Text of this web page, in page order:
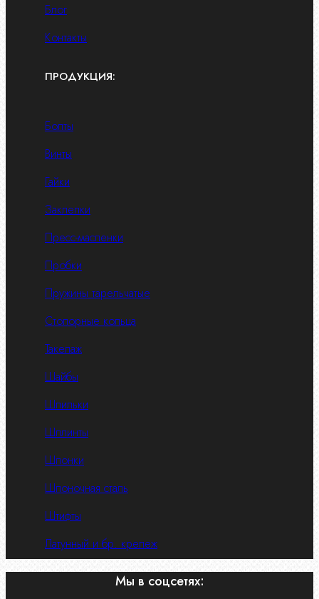
Блог
Контакты
ПРОДУКЦИЯ:
Болты
Винты
Гайки
Заклепки
Пресс-масленки
Пробки
Пружины тарельчатые
Стопорные кольца
Такелаж
Шайбы
Шпильки
Шплинты
Шпонки
Шпоночная сталь
Штифты
Латунный и бр. крепеж
Мы в соцсетях: